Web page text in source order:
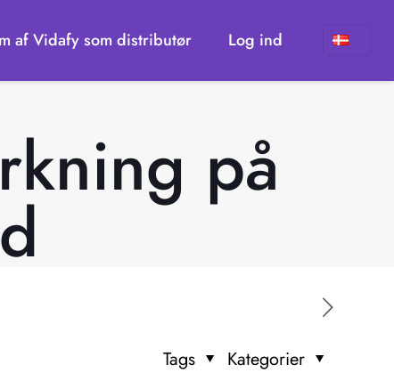
af Vidafy som distributør Log ind
på
Kategorier
Tags